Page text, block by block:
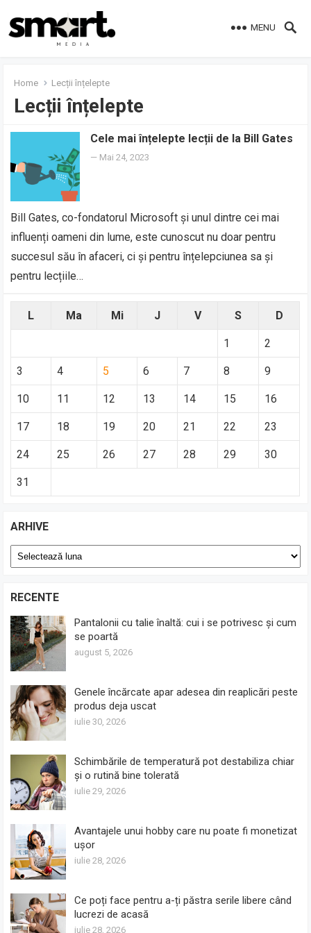
MENU
Home Lecții înțelepte
Lecții înțelepte
Cele mai înțelepte lecții de la Bill Gates
— Mai 24, 2023
Bill Gates, co-fondatorul Microsoft și unul dintre cei mai
influenți oameni din lume, este cunoscut nu doar pentru
succesul său în afaceri, ci și pentru înțelepciunea sa și
pentru lecțiile…
L Ma Mi J V S D
1 2
3 4 5 6 7 8 9
10 11 12 13 14 15 16
17 18 19 20 21 22 23
24 25 26 27 28 29 30
31
ARHIVE
Arhive
RECENTE
Pantalonii cu talie înaltă: cui i se potrivesc și cum
se poartă
august 5, 2026
Genele încărcate apar adesea din reaplicări peste
produs deja uscat
iulie 30, 2026
Schimbările de temperatură pot destabiliza chiar
și o rutină bine tolerată
iulie 29, 2026
Avantajele unui hobby care nu poate fi monetizat
ușor
iulie 28, 2026
Ce poți face pentru a-ți păstra serile libere când
lucrezi de acasă
iulie 28, 2026